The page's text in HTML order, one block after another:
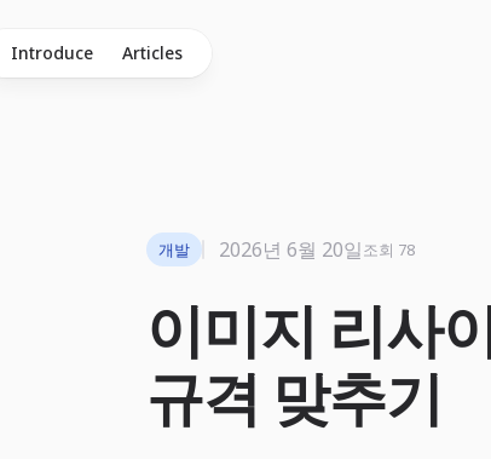
Introduce Articles
이미지 리사
규격 맞추기
개발 2026년 6월 20일조회 78